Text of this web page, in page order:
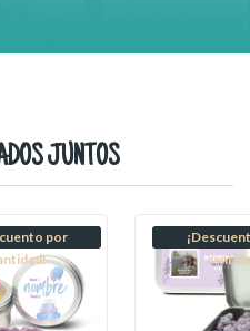
JUNTOS
por